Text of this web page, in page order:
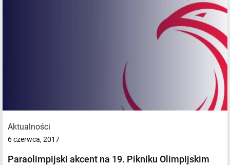
Aktualności
6 czerwca, 2017
Paraolimpijski akcent na 19. Pikniku Olimpijskim